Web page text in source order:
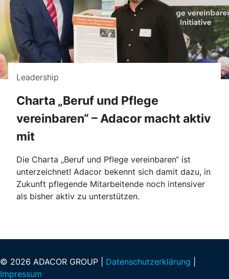
Leadership
Charta „Beruf und Pflege
vereinbaren“ – Adacor macht aktiv
mit
Die Charta „Beruf und Pflege vereinbaren“ ist
unterzeichnet! Adacor bekennt sich damit dazu, in
Zukunft pflegende Mitarbeitende noch intensiver
als bisher aktiv zu unterstützen.
© 2026 ADACOR GROUP | Datenschutzerklärung
Impressum